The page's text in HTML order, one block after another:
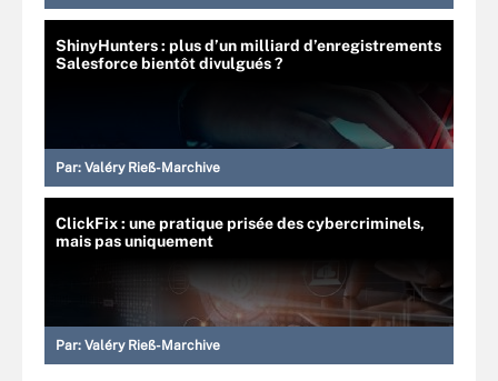
ShinyHunters : plus d’un milliard d’enregistrements
Salesforce bientôt divulgués ?
Par: Valéry Rieß-Marchive
ClickFix : une pratique prisée des cybercriminels,
mais pas uniquement
Par: Valéry Rieß-Marchive